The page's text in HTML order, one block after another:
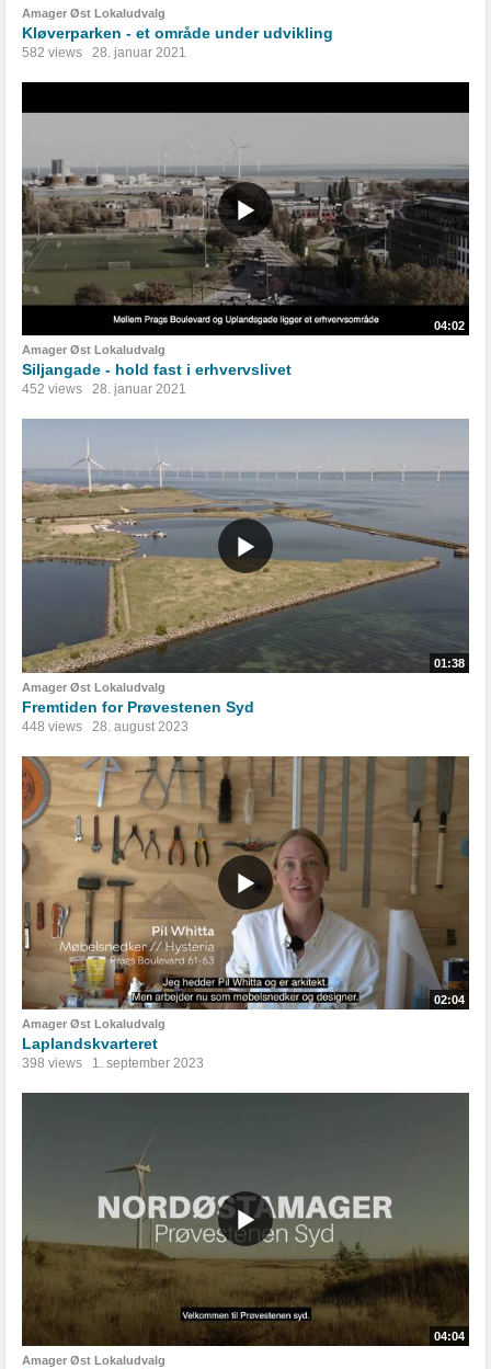
Amager Øst Lokaludvalg
Kløverparken - et område under udvikling
582 views 28. januar 2021
04:02
Amager Øst Lokaludvalg
Siljangade - hold fast i erhvervslivet
452 views 28. januar 2021
01:38
Amager Øst Lokaludvalg
Fremtiden for Prøvestenen Syd
448 views 28. august 2023
02:04
Amager Øst Lokaludvalg
Laplandskvarteret
398 views 1. september 2023
04:04
Amager Øst Lokaludvalg